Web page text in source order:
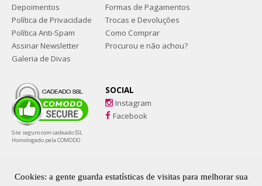
Depoimentos
Política de Privacidade
Política Anti-Spam
Assinar Newsletter
Galeria de Divas
Formas de Pagamentos
Trocas e Devoluções
Como Comprar
Procurou e não achou?
Site seguro com cadeado SSL
Homologado pela COMODO
SOCIAL
Instagram
Facebook
feitas especialmente para Drags, gays e público LGBTQIAPN+
Cookies: a gente guarda estatísticas de visitas para melhorar sua